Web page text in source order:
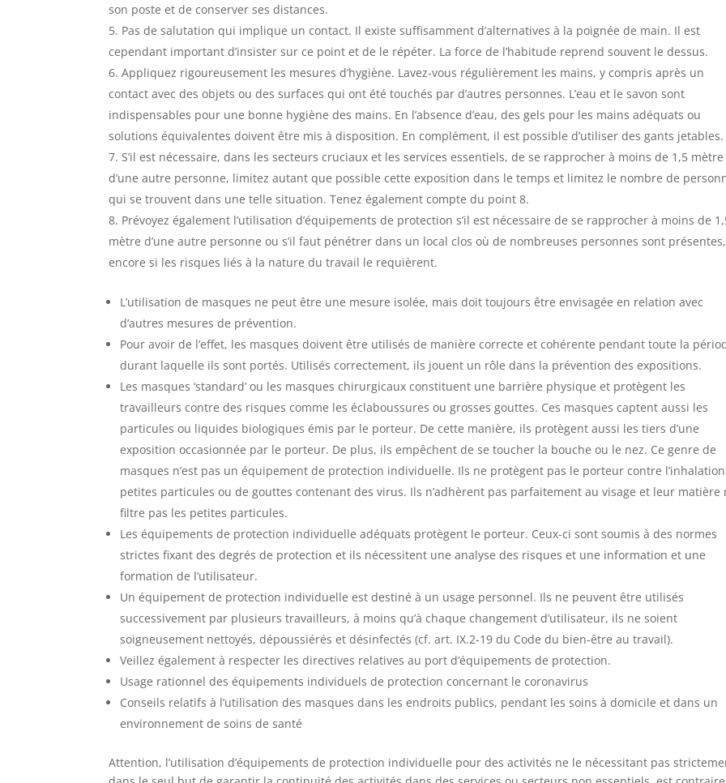
son poste et de conserver ses distances.
Pas de salutation qui implique un contact. Il existe suffisamment d’alternatives à la poignée de main. Il est
cependant important d’insister sur ce point et de le répéter. La force de l’habitude reprend souvent le dessus.
Appliquez rigoureusement les mesures d’hygiène. Lavez-vous régulièrement les mains, y compris après un
contact avec des objets ou des surfaces qui ont été touchés par d’autres personnes. L’eau et le savon sont
indispensables pour une bonne hygiène des mains. En l’absence d’eau, des gels pour les mains adéquats ou
solutions équivalentes doivent être mis à disposition. En complément, il est possible d’utiliser des gants jetables.
S’il est nécessaire, dans les secteurs cruciaux et les services essentiels, de se rapprocher à moins de 1,5 mètre
d’une autre personne, limitez autant que possible cette exposition dans le temps et limitez le nombre de
qui se trouvent dans une telle situation. Tenez également compte du point 8.
Prévoyez également l’utilisation d’équipements de protection s’il est nécessaire de se rapprocher à moins de
mètre d’une autre personne ou s’il faut pénétrer dans un local clos où de nombreuses personnes sont
encore si les risques liés à la nature du travail le requièrent.
L’utilisation de masques ne peut être une mesure isolée, mais doit toujours être envisagée en relation avec
d’autres mesures de prévention.
Pour avoir de l’effet, les masques doivent être utilisés de manière correcte et cohérente pendant toute la
durant laquelle ils sont portés. Utilisés correctement, ils jouent un rôle dans la prévention des expositions.
Les masques ‘standard’ ou les masques chirurgicaux constituent une barrière physique et protègent les
travailleurs contre des risques comme les éclaboussures ou grosses gouttes. Ces masques captent aussi les
particules ou liquides biologiques émis par le porteur. De cette manière, ils protègent aussi les tiers d’une
exposition occasionnée par le porteur. De plus, ils empêchent de se toucher la bouche ou le nez. Ce genre de
masques n’est pas un équipement de protection individuelle. Ils ne protègent pas le porteur contre
petites particules ou de gouttes contenant des virus. Ils n’adhèrent pas parfaitement au visage et leur matière
filtre pas les petites particules.
Les équipements de protection individuelle adéquats protègent le porteur. Ceux-ci sont soumis à des normes
strictes fixant des degrés de protection et ils nécessitent une analyse des risques et une information et une
formation de l’utilisateur.
Un équipement de protection individuelle est destiné à un usage personnel. Ils ne peuvent être utilisés
successivement par plusieurs travailleurs, à moins qu’à chaque changement d’utilisateur, ils ne soient
soigneusement nettoyés, dépoussiérés et désinfectés (cf. art. IX.2-19 du Code du bien-être au travail).
Veillez également à respecter les directives relatives au port d’équipements de protection.
Usage rationnel des équipements individuels de protection concernant le coronavirus
Conseils relatifs à l’utilisation des masques dans les endroits publics, pendant les soins à domicile et dans un
environnement de soins de santé
Attention, l’utilisation d’équipements de protection individuelle pour des activités ne le nécessitant pas